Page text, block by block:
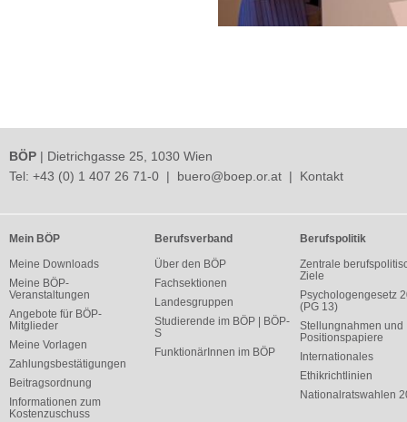
BÖP | Dietrichgasse 25, 1030 Wien
Tel: +43 (0) 1 407 26 71-0 | buero@boep.or.at | Kontakt
Mein BÖP
Meine Downloads
Meine BÖP-
Veranstaltungen
Angebote für BÖP-
Mitglieder
Meine Vorlagen
Zahlungsbestätigungen
Beitragsordnung
Informationen zum
Kostenzuschuss
Berufsverband
Über den BÖP
Fachsektionen
Landesgruppen
Studierende im BÖP | BÖP-
S
FunktionärInnen im BÖP
Berufspolitik
Zentrale
Ziele
Psychologengesetz
(PG 13)
Stellungnahmen und
Positionspapiere
Internationales
Ethikrichtlinien
Nationalratswahlen